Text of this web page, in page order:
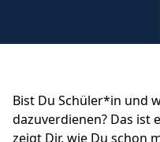
Bist Du Schüler*in und
dazuverdienen? Das ist
zeigt Dir, wie Du schon